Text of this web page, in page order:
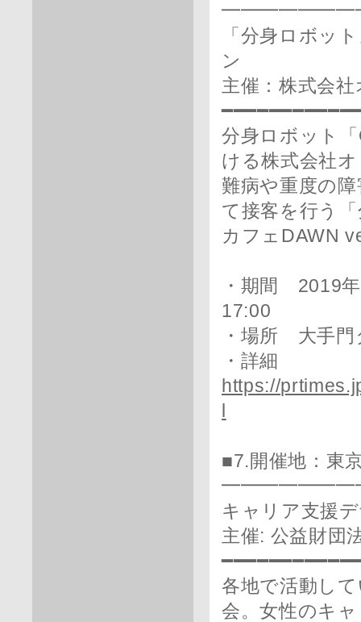
「分身ロボッ
ン
主催：株式会
分身ロボット
ける株式会社
難病や重度の
て接客を行う
カフェDAWN
・期間 2019
17:00
・場所 大手門
・詳細
https://
■7.開催地：東
キャリア支援
主催: 公益財団
各地で活動し
会。女性のキ